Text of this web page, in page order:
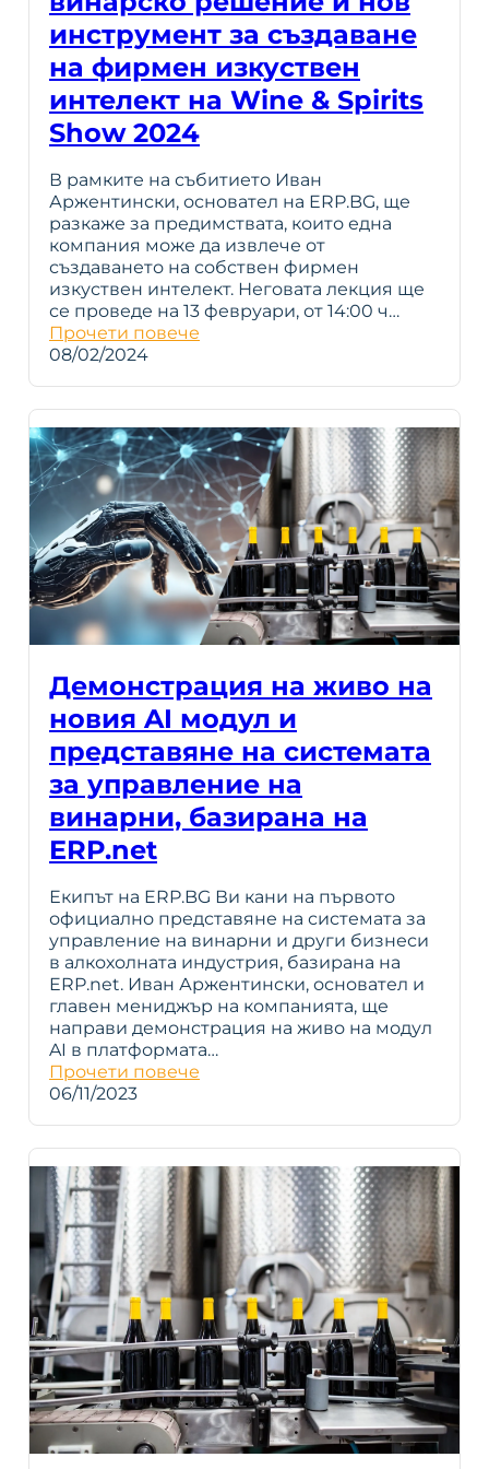
инструмент за създаване
на фирмен изкуствен
интелект на Wine & Spirits
Show 2024
В рамките на събитието Иван
Аржентински, основател на ERP.BG, ще
разкаже за предимствата, които една
компания може да извлече от
създаването на собствен фирмен
изкуствен интелект. Неговата лекция ще
се проведе на 13 февруари, от 14:00 ч…
Прочети повече
08/02/2024
Демонстрация на живо на
новия AI модул и
представяне на системата
за управление на
винарни, базирана на
ERP.net
Екипът на ERP.BG Ви кани на първото
официално представяне на системата за
управление на винарни и други бизнеси
в алкохолната индустрия, базирана на
ERP.net. Иван Аржентински, основател и
главен мениджър на компанията, ще
направи демонстрация на живо на модул
AI в платформата…
Прочети повече
06/11/2023